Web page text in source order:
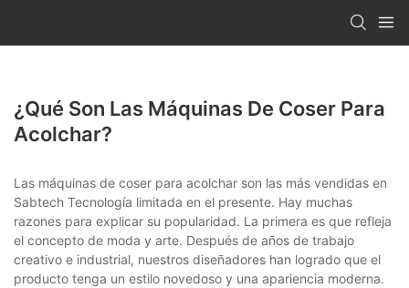
¿Qué Son Las Máquinas De Coser Para
Acolchar?
Las máquinas de coser para acolchar son las más vendidas en
Sabtech Tecnología limitada en el presente. Hay muchas
razones para explicar su popularidad. La primera es que refleja
el concepto de moda y arte. Después de años de trabajo
creativo e industrial, nuestros diseñadores han logrado que el
producto tenga un estilo novedoso y una apariencia moderna.